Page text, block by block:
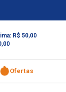
R$ 50,00
Ofertas